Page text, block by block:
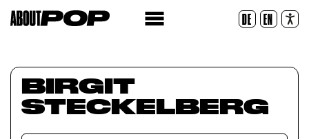
DE EN
Réinitialiser
BIRGIT
STECKELBERG